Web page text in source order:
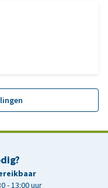
- 13:00 uur